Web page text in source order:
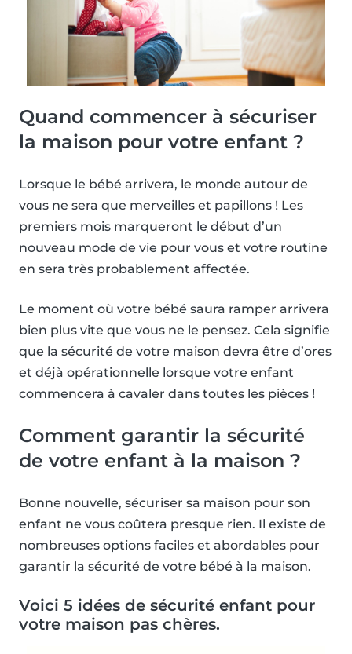
Quand commencer à sécuriser
la maison pour votre enfant ?
Lorsque le bébé arrivera, le monde autour de
vous ne sera que merveilles et papillons ! Les
premiers mois marqueront le début d’un
nouveau mode de vie pour vous et votre routine
en sera très probablement affectée.
Le moment où votre bébé saura ramper arrivera
bien plus vite que vous ne le pensez. Cela signifie
que la sécurité de votre maison devra être d’ores
et déjà opérationnelle lorsque votre enfant
commencera à cavaler dans toutes les pièces !
Comment garantir la sécurité
de votre enfant à la maison ?
Bonne nouvelle, sécuriser sa maison pour son
enfant ne vous coûtera presque rien. Il existe de
nombreuses options faciles et abordables pour
garantir la sécurité de votre bébé à la maison.
Voici 5 idées de sécurité enfant pour
votre maison pas chères.